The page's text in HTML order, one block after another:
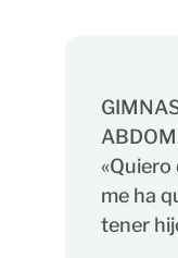
me ha
tener